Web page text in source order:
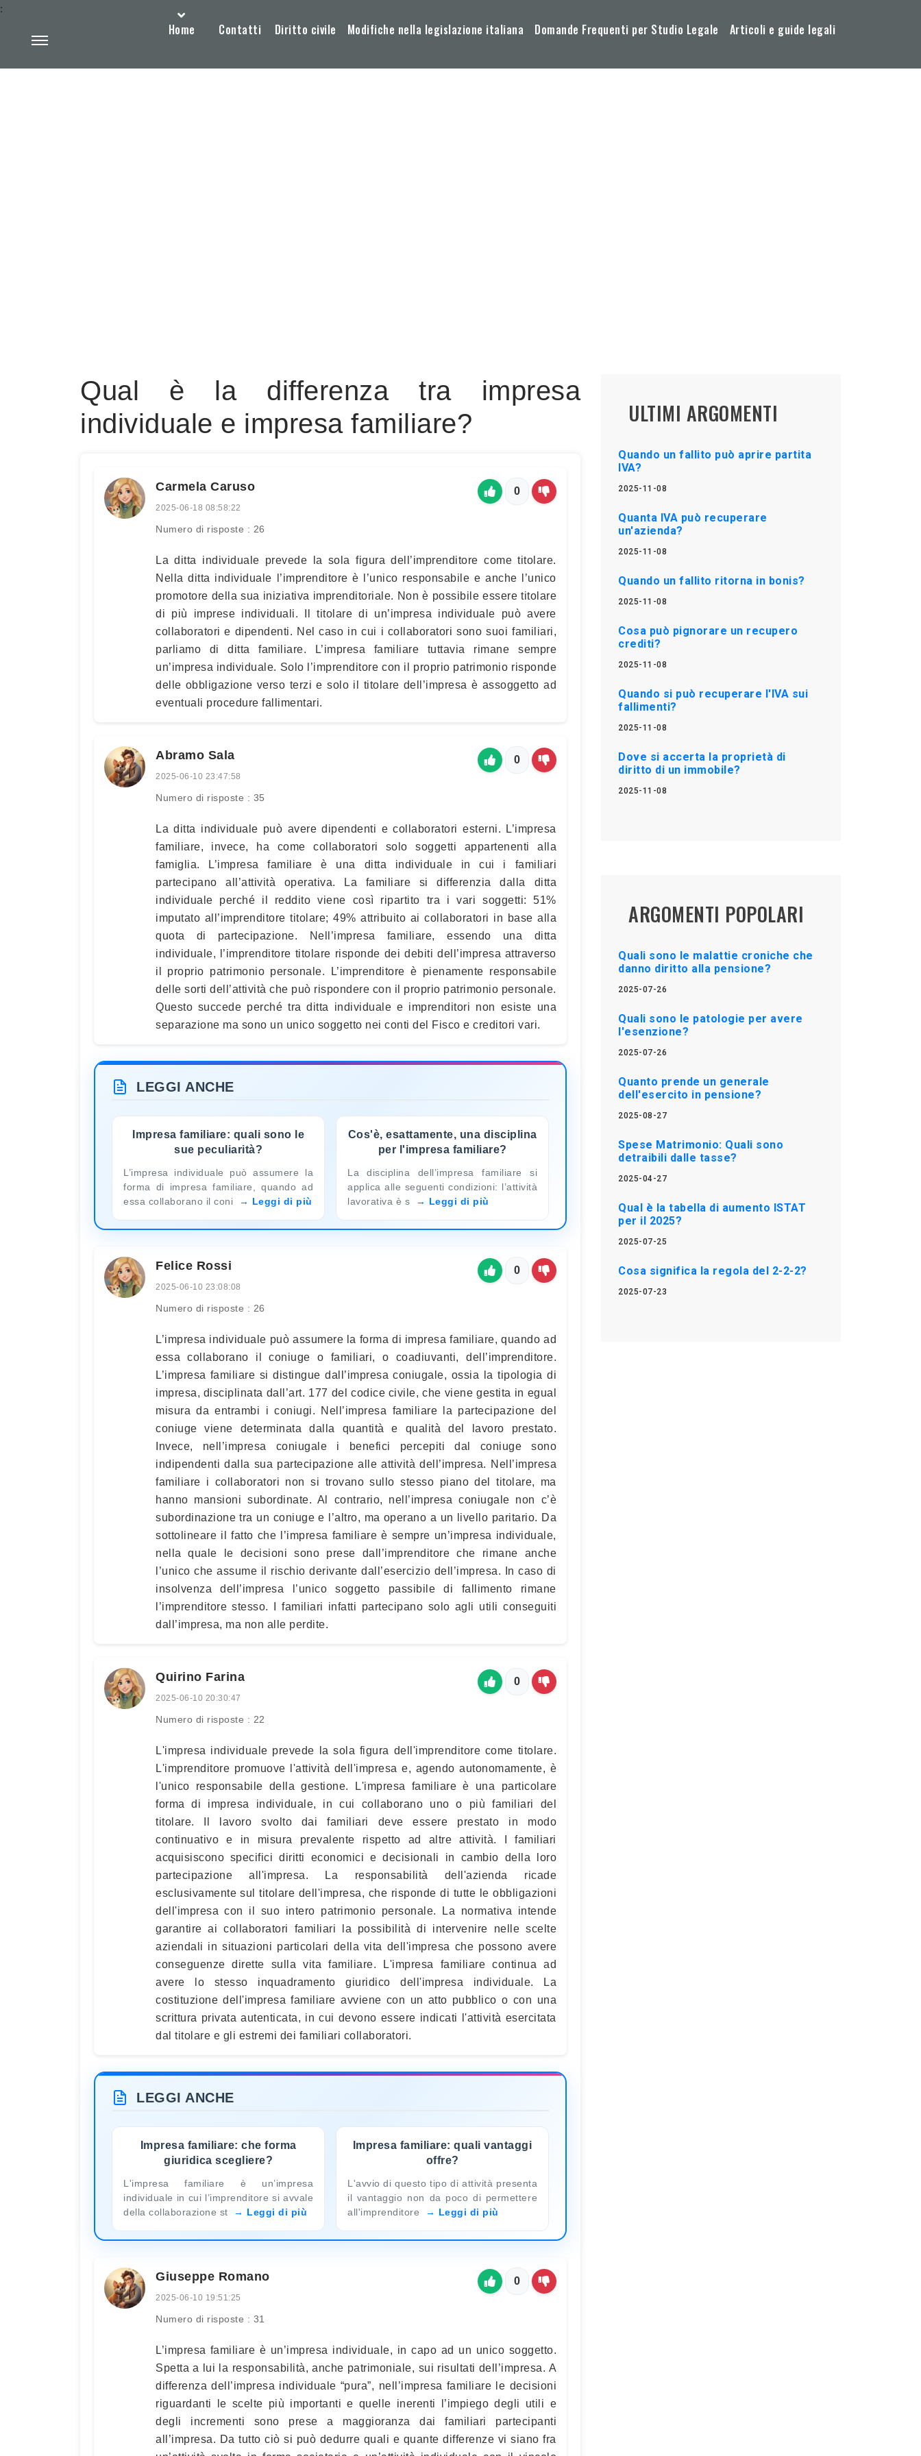
Home Contatti Diritto civile Modifiche nella legislazione italiana Domande Frequenti per Studio Legale Articoli e guide legali
:
Qual è la differenza tra impresa
individuale e impresa familiare?
Carmela Caruso
2025-06-18 08:58:22
Numero di risposte : 26
0
La ditta individuale prevede la sola figura dell’imprenditore come titolare.
Nella ditta individuale l’imprenditore è l’unico responsabile e anche l’unico
promotore della sua iniziativa imprenditoriale. Non è possibile essere titolare
di più imprese individuali. Il titolare di un’impresa individuale può avere
collaboratori e dipendenti. Nel caso in cui i collaboratori sono suoi familiari,
parliamo di ditta familiare. L’impresa familiare tuttavia rimane sempre
un’impresa individuale. Solo l’imprenditore con il proprio patrimonio risponde
delle obbligazione verso terzi e solo il titolare dell’impresa è assoggetto ad
eventuali procedure fallimentari.
Abramo Sala
2025-06-10 23:47:58
Numero di risposte : 35
0
La ditta individuale può avere dipendenti e collaboratori esterni. L’impresa
familiare, invece, ha come collaboratori solo soggetti appartenenti alla
famiglia. L’impresa familiare è una ditta individuale in cui i familiari
partecipano all’attività operativa. La familiare si differenzia dalla ditta
individuale perché il reddito viene così ripartito tra i vari soggetti: 51%
imputato all’imprenditore titolare; 49% attribuito ai collaboratori in base alla
quota di partecipazione. Nell’impresa familiare, essendo una ditta
individuale, l’imprenditore titolare risponde dei debiti dell’impresa attraverso
il proprio patrimonio personale. L’imprenditore è pienamente responsabile
delle sorti dell’attività che può rispondere con il proprio patrimonio personale.
Questo succede perché tra ditta individuale e imprenditori non esiste una
separazione ma sono un unico soggetto nei conti del Fisco e creditori vari.
LEGGI ANCHE
Impresa familiare: quali sono le
sue peculiarità?
L’impresa individuale può assumere la
forma di impresa familiare, quando ad
essa collaborano il coni
Leggi di più
Cos'è, esattamente, una disciplina
per l'impresa familiare?
La disciplina dell’impresa familiare si
applica alle seguenti condizioni: l’attività
lavorativa è s
Leggi di più
Felice Rossi
2025-06-10 23:08:08
Numero di risposte : 26
0
L’impresa individuale può assumere la forma di impresa familiare, quando ad
essa collaborano il coniuge o familiari, o coadiuvanti, dell’imprenditore.
L’impresa familiare si distingue dall’impresa coniugale, ossia la tipologia di
impresa, disciplinata dall’art. 177 del codice civile, che viene gestita in egual
misura da entrambi i coniugi. Nell’impresa familiare la partecipazione del
coniuge viene determinata dalla quantità e qualità del lavoro prestato.
Invece, nell’impresa coniugale i benefici percepiti dal coniuge sono
indipendenti dalla sua partecipazione alle attività dell’impresa. Nell’impresa
familiare i collaboratori non si trovano sullo stesso piano del titolare, ma
hanno mansioni subordinate. Al contrario, nell’impresa coniugale non c’è
subordinazione tra un coniuge e l’altro, ma operano a un livello paritario. Da
sottolineare il fatto che l’impresa familiare è sempre un’impresa individuale,
nella quale le decisioni sono prese dall’imprenditore che rimane anche
l’unico che assume il rischio derivante dall’esercizio dell’impresa. In caso di
insolvenza dell’impresa l’unico soggetto passibile di fallimento rimane
l’imprenditore stesso. I familiari infatti partecipano solo agli utili conseguiti
dall’impresa, ma non alle perdite.
Quirino Farina
2025-06-10 20:30:47
Numero di risposte : 22
0
L'impresa individuale prevede la sola figura dell'imprenditore come titolare.
L'imprenditore promuove l'attività dell'impresa e, agendo autonomamente, è
l'unico responsabile della gestione. L'impresa familiare è una particolare
forma di impresa individuale, in cui collaborano uno o più familiari del
titolare. Il lavoro svolto dai familiari deve essere prestato in modo
continuativo e in misura prevalente rispetto ad altre attività. I familiari
acquisiscono specifici diritti economici e decisionali in cambio della loro
partecipazione all'impresa. La responsabilità dell'azienda ricade
esclusivamente sul titolare dell'impresa, che risponde di tutte le obbligazioni
dell'impresa con il suo intero patrimonio personale. La normativa intende
garantire ai collaboratori familiari la possibilità di intervenire nelle scelte
aziendali in situazioni particolari della vita dell'impresa che possono avere
conseguenze dirette sulla vita familiare. L'impresa familiare continua ad
avere lo stesso inquadramento giuridico dell'impresa individuale. La
costituzione dell'impresa familiare avviene con un atto pubblico o con una
scrittura privata autenticata, in cui devono essere indicati l'attività esercitata
dal titolare e gli estremi dei familiari collaboratori.
LEGGI ANCHE
Impresa familiare: che forma
giuridica scegliere?
L'impresa familiare è un’impresa
individuale in cui l’imprenditore si avvale
della collaborazione st
Leggi di più
Impresa familiare: quali vantaggi
offre?
L'avvio di questo tipo di attività presenta
il vantaggio non da poco di permettere
all'imprenditore
Leggi di più
Giuseppe Romano
2025-06-10 19:51:25
Numero di risposte : 31
0
L’impresa familiare è un’impresa individuale, in capo ad un unico soggetto.
Spetta a lui la responsabilità, anche patrimoniale, sui risultati dell’impresa. A
differenza dell’impresa individuale “pura”, nell’impresa familiare le decisioni
riguardanti le scelte più importanti e quelle inerenti l’impiego degli utili e
degli incrementi sono prese a maggioranza dai familiari partecipanti
all’impresa. Da tutto ciò si può dedurre quali e quante differenze vi siano fra
ULTIMI ARGOMENTI
Quando un fallito può aprire partita
IVA?
2025-11-08
Quanta IVA può recuperare
un'azienda?
2025-11-08
Quando un fallito ritorna in bonis?
2025-11-08
Cosa può pignorare un recupero
crediti?
2025-11-08
Quando si può recuperare l'IVA sui
fallimenti?
2025-11-08
Dove si accerta la proprietà di
diritto di un immobile?
2025-11-08
ARGOMENTI POPOLARI
Quali sono le malattie croniche che
danno diritto alla pensione?
2025-07-26
Quali sono le patologie per avere
l'esenzione?
2025-07-26
Quanto prende un generale
dell'esercito in pensione?
2025-08-27
Spese Matrimonio: Quali sono
detraibili dalle tasse?
2025-04-27
Qual è la tabella di aumento ISTAT
per il 2025?
2025-07-25
Cosa significa la regola del 2-2-2?
2025-07-23